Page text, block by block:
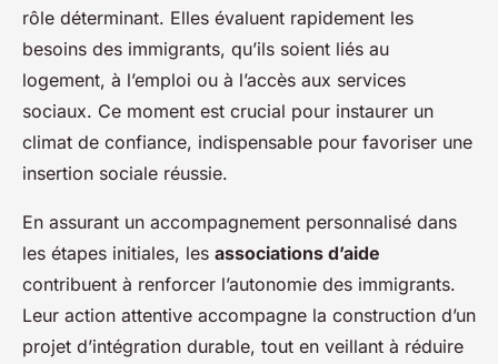
rôle déterminant. Elles évaluent rapidement les
besoins des immigrants, qu’ils soient liés au
logement, à l’emploi ou à l’accès aux services
sociaux. Ce moment est crucial pour instaurer un
climat de confiance, indispensable pour favoriser une
insertion sociale réussie.
En assurant un accompagnement personnalisé dans
les étapes initiales, les associations d’aide
contribuent à renforcer l’autonomie des immigrants.
Leur action attentive accompagne la construction d’un
projet d’intégration durable, tout en veillant à réduire